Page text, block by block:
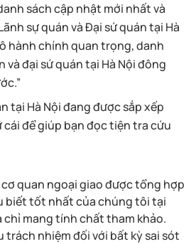
sách cập nhật mới nhất và
sự quán và Đại sứ quán tại Hà
hành chính quan trọng, danh
và đại sứ quán tại Hà Nội đông
tại Hà Nội đang được sắp xếp
để giúp bạn đọc tiện tra cứu
quan ngoại giao được tổng hợp
biết tốt nhất của chúng tôi tại
chỉ mang tính chất tham khảo.
nhiệm đối với bất kỳ sai sót